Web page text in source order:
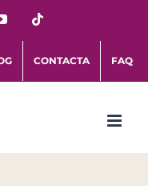
YouTube
CONTACTA FAQ